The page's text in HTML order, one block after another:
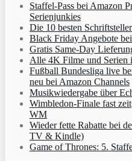
Staffel-Pass bei Amazon
Serienjunkies
Die 10 besten
Black Friday Angebote
Gratis Same-Day
Alle 4K Filme und
Fußball Bundesliga live
neu bei Amazon Channels
Musikwiedergabe über
Wimbledon-Finale fast
WM
Wieder fette Rabatte bei
TV & Kindle)
Game of Thrones: 5.